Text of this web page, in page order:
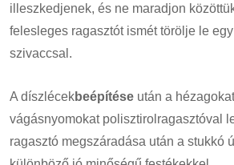
illeszkedjenek, és ne maradjon
felesleges ragasztót ismét törölje le
szivaccsal.
A díszlécekbeépítése után a
vágásnyomokat polisztirolragasztóval
ragasztó megszáradása után a stukkó